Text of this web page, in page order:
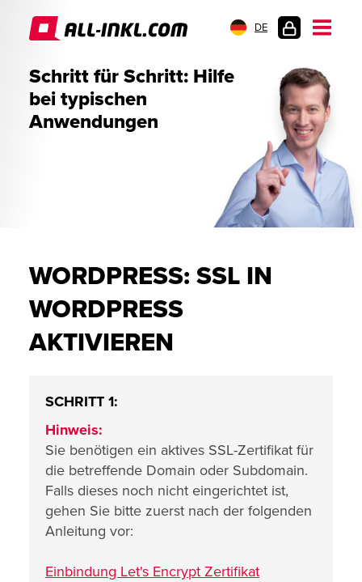
DE
Schritt für Schritt: Hilfe
bei typischen
Anwendungen
WORDPRESS: SSL IN
WORDPRESS
AKTIVIEREN
SCHRITT 1:
Hinweis:
Sie benötigen ein aktives SSL-Zertifikat für
die betreffende Domain oder Subdomain.
Falls dieses noch nicht eingerichtet ist,
gehen Sie bitte zuerst nach der folgenden
Anleitung vor:
Einbindung Let's Encrypt Zertifikat